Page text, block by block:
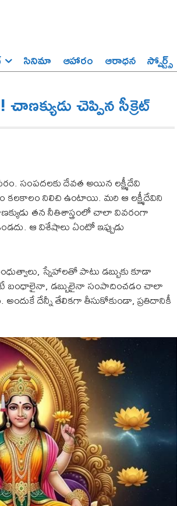
సినిమా ఆహారం ఆరాధన స్పోర్ట్స్‌
చెప్పిన సీక్రెట్
సంపదలకు దేవత అయిన లక్ష్మీదేవి
కలకాలం నిలిచి ఉంటాయి. మరి ఆ లక్ష్మీదేవిని
తన నీతిశాస్త్రంలో చాలా వివరంగా
ఆ విశేషాలు ఏంటో ఇప్పుడు
స్నేహాలతో పాటు డబ్బుకు కూడా
బంధాలైనా, డబ్బులైనా సంపాదించడం చాలా
దేన్నీ తేలికగా తీసుకోకుండా, ప్రతిదానికీ